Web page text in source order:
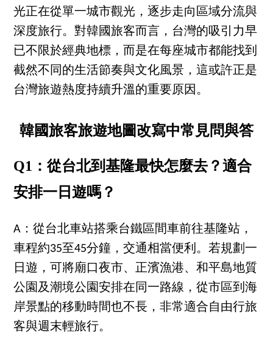
光正在從單一城市觀光，逐步走向區域分流與
深度旅行。對韓國旅客而言，台灣的吸引力早
已不限於經典地標，而是在每座城市都能找到
截然不同的生活節奏與文化風景，這或許正是
台灣旅遊熱度持續升溫的重要原因。
韓國旅客旅遊地圖改寫中常見問與答
Q1：從台北到基隆最快怎麼去？適合
安排一日遊嗎？
A：從台北車站搭乘台鐵區間車前往基隆站，
車程約35至45分鐘，交通相當便利。若規劃一
日遊，可將廟口夜市、正濱漁港、和平島地質
公園及潮境公園安排在同一路線，從市區到海
岸景點的移動時間也不長，非常適合自由行旅
客與週末輕旅行。